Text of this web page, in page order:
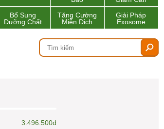
Bổ Sung
Dưỡng Chất
Tăng Cường
Miễn Dịch
Giải Pháp
Exosome
3.496.500đ